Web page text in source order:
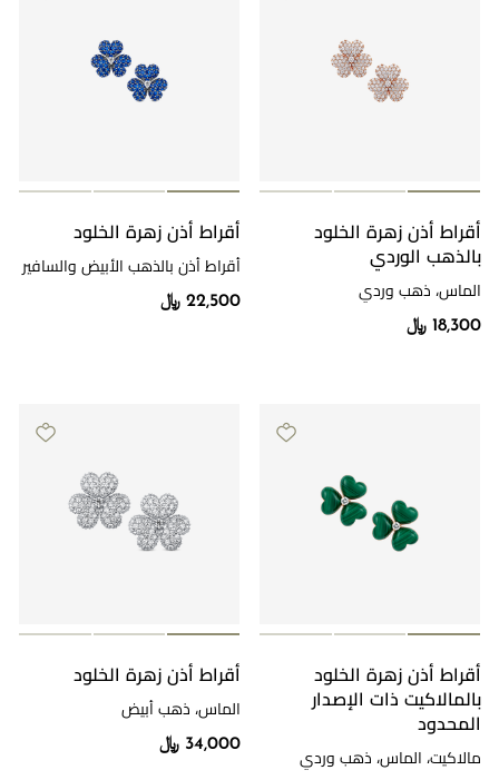
أقراط أذن زهرة الخلود
بالذهب الوردي
الماس، ذهب وردي
18,300 ﷼
أقراط أذن زهرة الخلود
أقراط أذن بالذهب الأبيض والسافير
22,500 ﷼
أقراط أذن زهرة الخلود
بالمالاكيت ذات الإصدار
المحدود
مالاكيت، الماس، ذهب وردي
أقراط أذن زهرة الخلود
الماس، ذهب أبيض
34,000 ﷼